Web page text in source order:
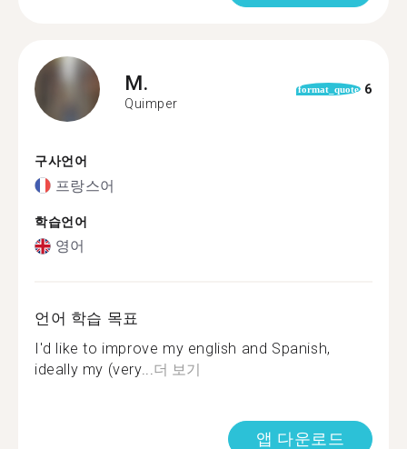
M.
Quimper
format_quote 6
구사언어
프랑스어
학습언어
영어
언어 학습 목표
I'd like to improve my english and Spanish,
ideally my (very...더 보기
앱 다운로드